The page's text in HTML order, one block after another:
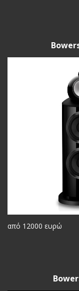
από 12000 ευρώ